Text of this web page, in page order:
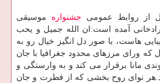
از روابط عمومی جشنواره موسیقی
آمده است:ان الله جمیل و یحب
هاست، با صور دل انگیز خیال رو به
كه ورای مرزهای محدود جغرافیا با جان
مانا برقرار می كند و به وارستگی و
نوای روح بخشی كه از فطرت و جان